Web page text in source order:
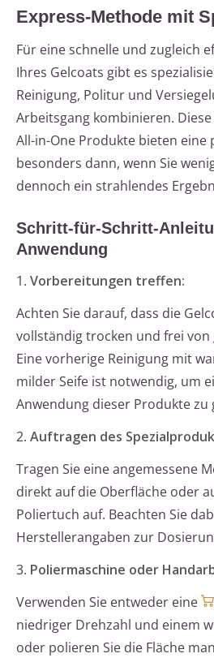
Express-Methode mit
Für eine schnelle und zugleich
Ihres Gelcoats gibt es
Reinigung, Politur und
Arbeitsgang kombinieren.
All-in-One Produkte bieten eine
besonders dann, wenn Sie
dennoch ein strahlendes
Schritt-für-Schritt-
Anwendung
1. Vorbereitungen treffen:
Achten Sie darauf, dass die
vollständig trocken und frei
Eine vorherige Reinigung mit
milder Seife ist notwendig, um
Anwendung dieser Produkte zu
2. Auftragen des
Tragen Sie eine angemessene
direkt auf die Oberfläche oder
Poliertuch auf. Beachten Sie
Herstellerangaben zur
3. Poliermaschine oder
Verwenden Sie entweder eine
niedriger Drehzahl und einem
oder polieren Sie die Fläche